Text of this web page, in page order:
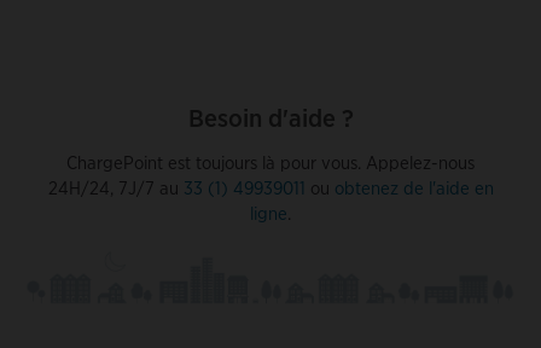
Besoin d'aide ?
ChargePoint est toujours là pour vous. Appelez-nous
24H/24, 7J/7 au 33 (1) 49939011 ou obtenez de l'aide en
ligne.